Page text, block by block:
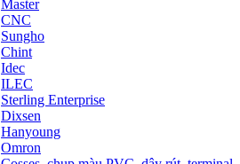
Master
CNC
Sungho
Chint
Idec
ILEC
Sterling Enterprise
Dixsen
Hanyoung
Omron